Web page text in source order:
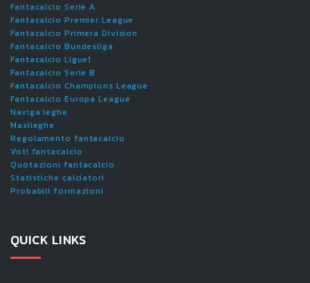
Fantacalcio Serie A
Fantacalcio Premier League
Fantacalcio Primera Division
Fantacalcio Bundesliga
Fantacalcio Ligue1
Fantacalcio Serie B
Fantacalcio Champions League
Fantacalcio Europa League
Naviga leghe
Maxileghe
Regolamento fantacalcio
Voti fantacalcio
Quotazioni fantacalcio
Statistiche calciatori
Probabili formazioni
QUICK LINKS